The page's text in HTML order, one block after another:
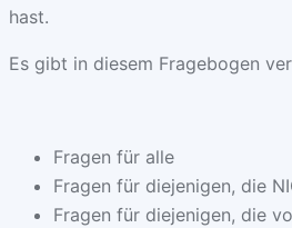
hast.
Es gibt in diesem Fragebogen
Fragen für alle
Fragen für diejenigen, die
Fragen für diejenigen, die